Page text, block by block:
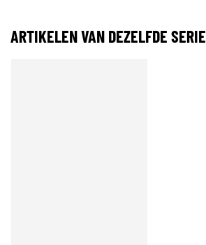
ARTIKELEN VAN DEZELFDE SERIE